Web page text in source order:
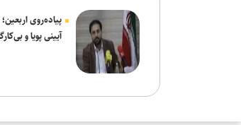
پیاده‌روی
آیینی پویا و بی‌کارگردان